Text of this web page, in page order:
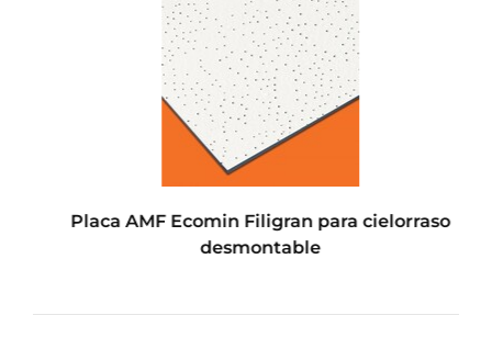
Placa AMF Ecomin Filigran para cielorraso
desmontable